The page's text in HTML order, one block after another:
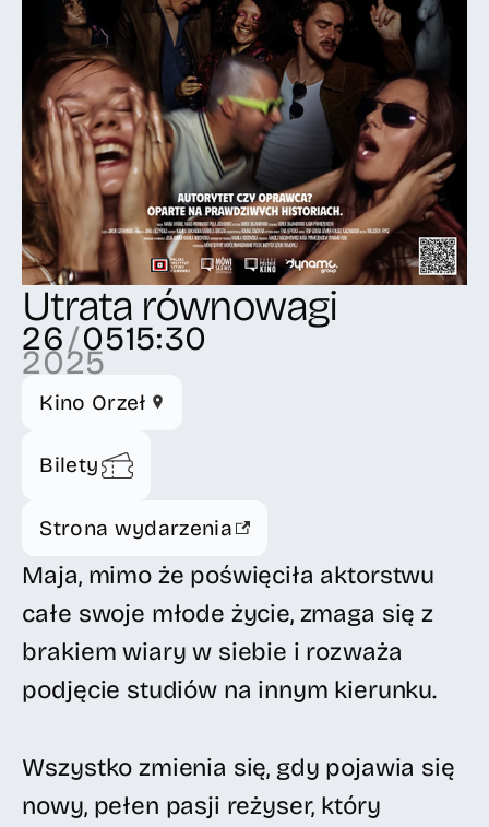
Utrata równowagi
26/05
2025
15:30
Kino Orzeł
Bilety
Strona wydarzenia
Maja, mimo że poświęciła aktorstwu
całe swoje młode życie, zmaga się z
brakiem wiary w siebie i rozważa
podjęcie studiów na innym kierunku.
Wszystko zmienia się, gdy pojawia się
nowy, pełen pasji reżyser, który